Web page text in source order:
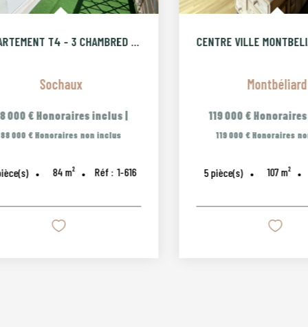
Montbéliard
119 000 €Honoraires inclus
119 000 €Honoraires non inclus
5 pièce(s) 107m²
119 000 €
119 000 €
pièce(s)